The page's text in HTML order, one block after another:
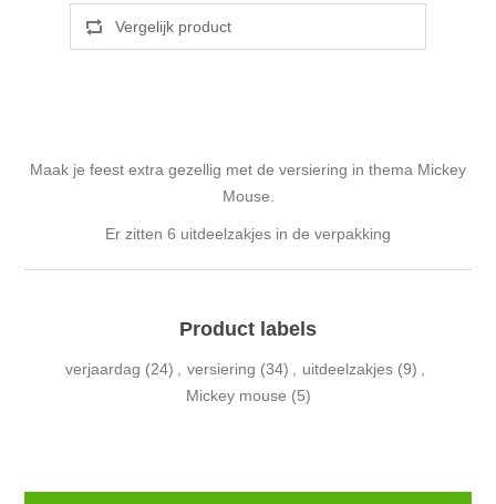
Maak je feest extra gezellig met de versiering in thema Mickey
Mouse.
Er zitten 6 uitdeelzakjes in de verpakking
Product labels
verjaardag (24) versiering (34) uitdeelzakjes (9)
Mickey mouse (5)